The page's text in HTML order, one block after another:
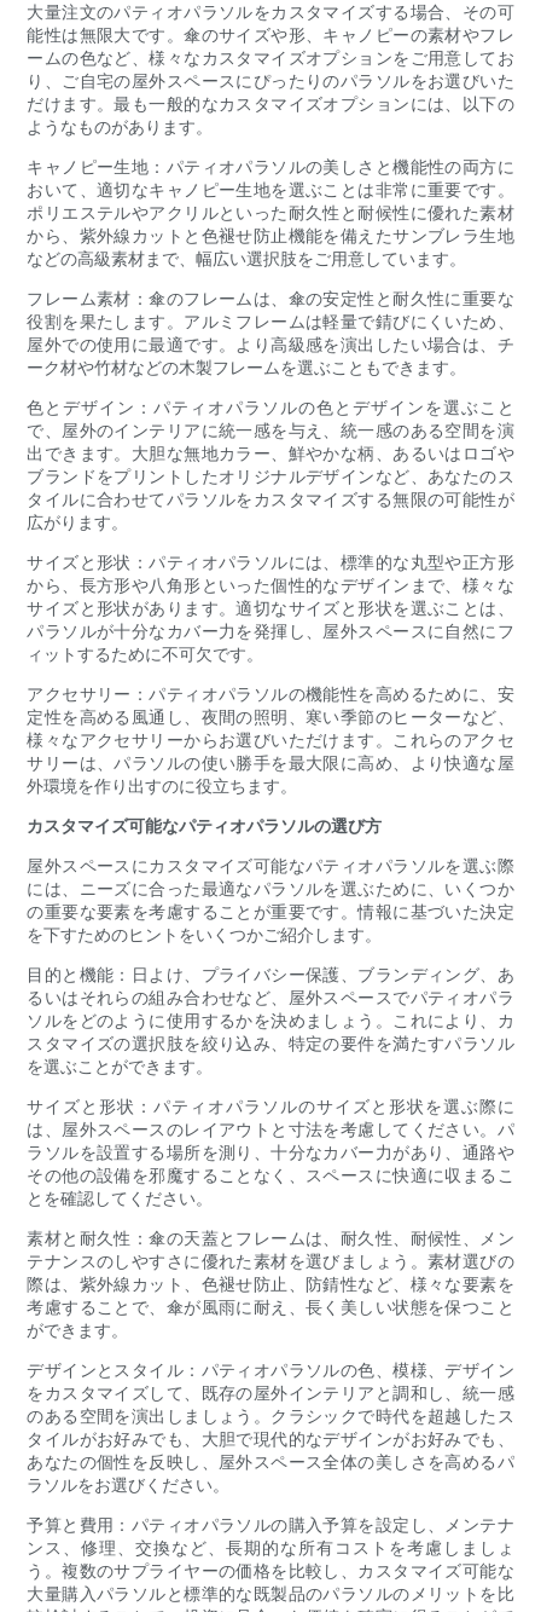
大量注文のパティオパラソルをカスタマイズする場合、その可
能性は無限大です。傘のサイズや形、キャノピーの素材やフレ
ームの色など、様々なカスタマイズオプションをご用意してお
り、ご自宅の屋外スペースにぴったりのパラソルをお選びいた
だけます。最も一般的なカスタマイズオプションには、以下の
ようなものがあります。
キャノピー生地：パティオパラソルの美しさと機能性の両方に
おいて、適切なキャノピー生地を選ぶことは非常に重要です。
ポリエステルやアクリルといった耐久性と耐候性に優れた素材
から、紫外線カットと色褪せ防止機能を備えたサンブレラ生地
などの高級素材まで、幅広い選択肢をご用意しています。
フレーム素材：傘のフレームは、傘の安定性と耐久性に重要な
役割を果たします。アルミフレームは軽量で錆びにくいため、
屋外での使用に最適です。より高級感を演出したい場合は、チ
ーク材や竹材などの木製フレームを選ぶこともできます。
色とデザイン：パティオパラソルの色とデザインを選ぶこと
で、屋外のインテリアに統一感を与え、統一感のある空間を演
出できます。大胆な無地カラー、鮮やかな柄、あるいはロゴや
ブランドをプリントしたオリジナルデザインなど、あなたのス
タイルに合わせてパラソルをカスタマイズする無限の可能性が
広がります。
サイズと形状：パティオパラソルには、標準的な丸型や正方形
から、長方形や八角形といった個性的なデザインまで、様々な
サイズと形状があります。適切なサイズと形状を選ぶことは、
パラソルが十分なカバー力を発揮し、屋外スペースに自然にフ
ィットするために不可欠です。
アクセサリー：パティオパラソルの機能性を高めるために、安
定性を高める風通し、夜間の照明、寒い季節のヒーターなど、
様々なアクセサリーからお選びいただけます。これらのアクセ
サリーは、パラソルの使い勝手を最大限に高め、より快適な屋
外環境を作り出すのに役立ちます。
カスタマイズ可能なパティオパラソルの選び方
屋外スペースにカスタマイズ可能なパティオパラソルを選ぶ際
には、ニーズに合った最適なパラソルを選ぶために、いくつか
の重要な要素を考慮することが重要です。情報に基づいた決定
を下すためのヒントをいくつかご紹介します。
目的と機能：日よけ、プライバシー保護、ブランディング、あ
るいはそれらの組み合わせなど、屋外スペースでパティオパラ
ソルをどのように使用するかを決めましょう。これにより、カ
スタマイズの選択肢を絞り込み、特定の要件を満たすパラソル
を選ぶことができます。
サイズと形状：パティオパラソルのサイズと形状を選ぶ際に
は、屋外スペースのレイアウトと寸法を考慮してください。パ
ラソルを設置する場所を測り、十分なカバー力があり、通路や
その他の設備を邪魔することなく、スペースに快適に収まるこ
とを確認してください。
素材と耐久性：傘の天蓋とフレームは、耐久性、耐候性、メン
テナンスのしやすさに優れた素材を選びましょう。素材選びの
際は、紫外線カット、色褪せ防止、防錆性など、様々な要素を
考慮することで、傘が風雨に耐え、長く美しい状態を保つこと
ができます。
デザインとスタイル：パティオパラソルの色、模様、デザイン
をカスタマイズして、既存の屋外インテリアと調和し、統一感
のある空間を演出しましょう。クラシックで時代を超越したス
タイルがお好みでも、大胆で現代的なデザインがお好みでも、
あなたの個性を反映し、屋外スペース全体の美しさを高めるパ
ラソルをお選びください。
予算と費用：パティオパラソルの購入予算を設定し、メンテナ
ンス、修理、交換など、長期的な所有コストを考慮しましょ
う。複数のサプライヤーの価格を比較し、カスタマイズ可能な
大量購入パラソルと標準的な既製品のパラソルのメリットを比